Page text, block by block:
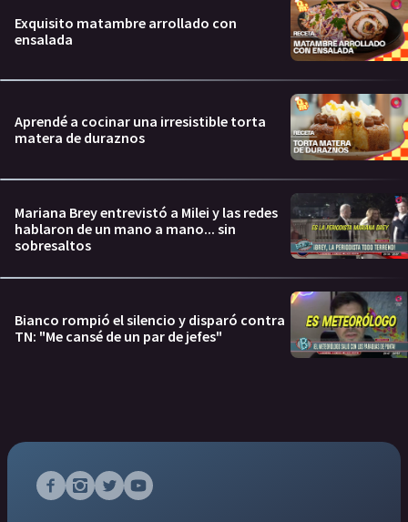
Exquisito matambre arrollado con
ensalada
Aprendé a cocinar una irresistible torta
matera de duraznos
Mariana Brey entrevistó a Milei y las redes
hablaron de un mano a mano... sin
sobresaltos
Bianco rompió el silencio y disparó contra
TN: "Me cansé de un par de jefes"